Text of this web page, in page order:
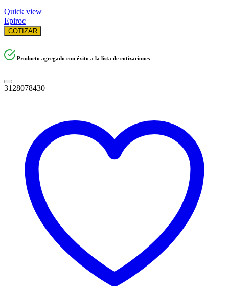
Quick view
Epiroc
COTIZAR
Producto agregado con éxito a la lista de cotizaciones
3128078430